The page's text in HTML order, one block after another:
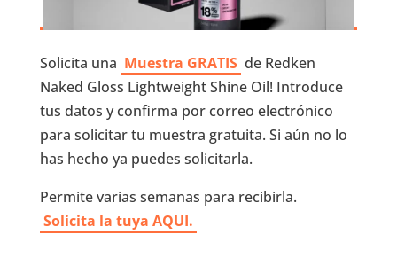
Solicita una Muestra GRATIS de Redken
Naked Gloss Lightweight Shine Oil! Introduce
tus datos y confirma por correo electrónico
para solicitar tu muestra gratuita. Si aún no lo
has hecho ya puedes solicitarla.
Permite varias semanas para recibirla.
Solicita la tuya AQUI.